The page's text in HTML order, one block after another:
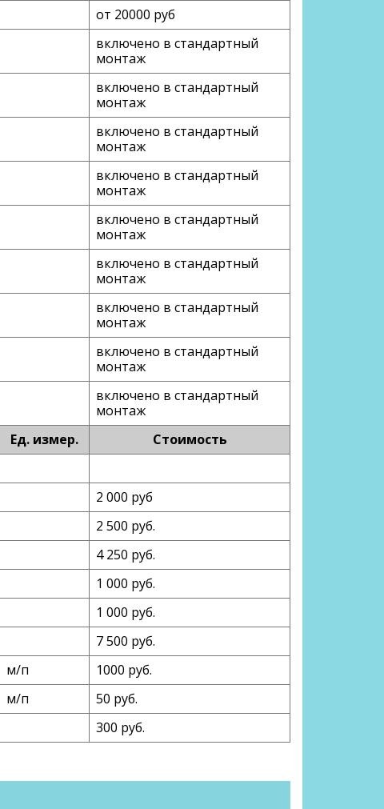
от 20000 руб
включено в стандартный
монтаж
включено в стандартный
монтаж
включено в стандартный
монтаж
включено в стандартный
монтаж
включено в стандартный
монтаж
включено в стандартный
монтаж
включено в стандартный
монтаж
включено в стандартный
монтаж
включено в стандартный
монтаж
Ед. измер.
Стоимость
2 000 руб
2 500 руб.
4 250 руб.
1 000 руб.
1 000 руб.
7 500 руб.
м/п
1000 руб.
м/п
50 руб.
300 руб.